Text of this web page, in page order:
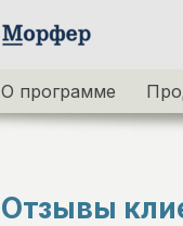
О программе
Отзывы